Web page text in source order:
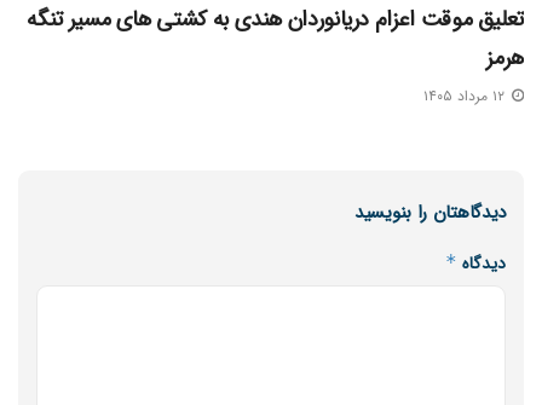
تعلیق موقت اعزام دریانوردان هندی به کشتی‌ های مسیر تنگه
هرمز
دیدگاهتان را بنویسید
دیدگاه *